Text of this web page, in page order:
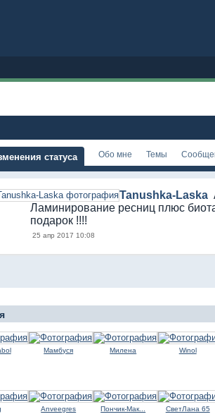
статуса Обо мне Темы
Tanushka-Laska
Ламинирование ресниц плюс
подарок !!!!
25 апр 2017 10:08
Мамбуся Милена Winol
Anveegres Пончик-Мак... СветЛана 65